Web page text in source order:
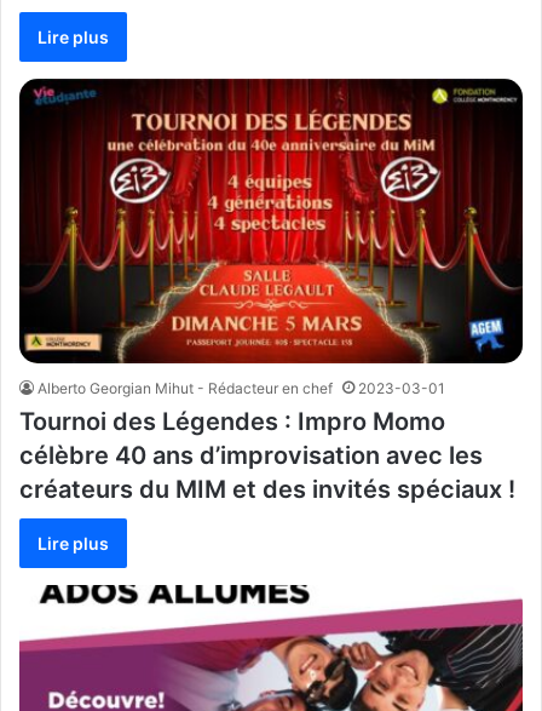
Lire plus
Alberto Georgian Mihut - Rédacteur en chef 2023-03-01
Tournoi des Légendes : Impro Momo
célèbre 40 ans d’improvisation avec les
créateurs du MIM et des invités spéciaux !
Lire plus